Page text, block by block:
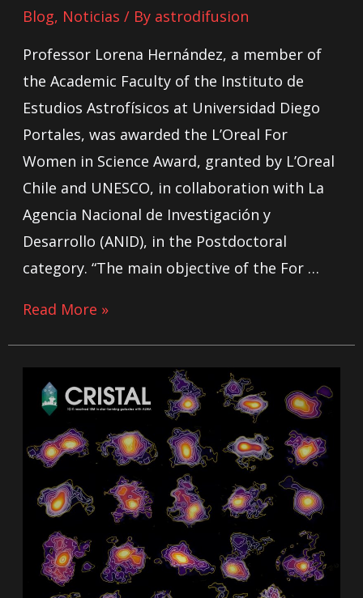
Blog, Noticias / By astrodifusion
Professor Lorena Hernández, a member of
the Academic Faculty of the Instituto de
Estudios Astrofísicos at Universidad Diego
Portales, was awarded the L’Oreal For
Women in Science Award, granted by L’Oreal
Chile and UNESCO, in collaboration with La
Agencia Nacional de Investigación y
Desarrollo (ANID), in the Postdoctoral
category. “The main objective of the For …
Read More »